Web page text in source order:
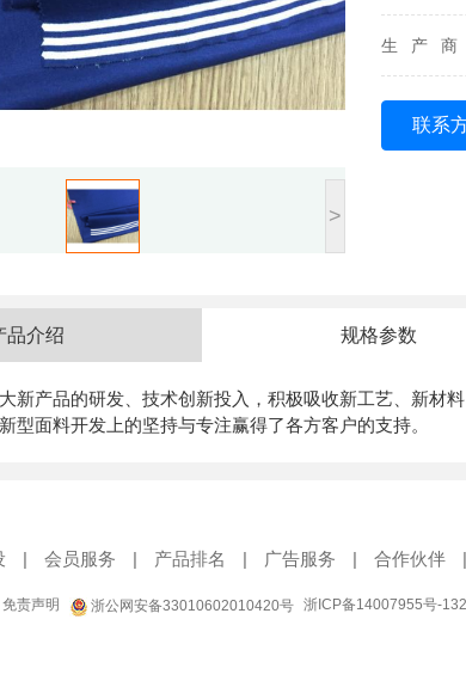
>
生产商
联系
品介绍 规格参数
新产品的研发、技术创新投入，积极吸收新工艺、新材
型面料开发上的坚持与专注赢得了各方客户的支持。
| 会员服务 | 产品排名 | 广告服务 | 合作伙伴 |
免责声明 浙公网安备33010602010420号 浙ICP备14007955号-132